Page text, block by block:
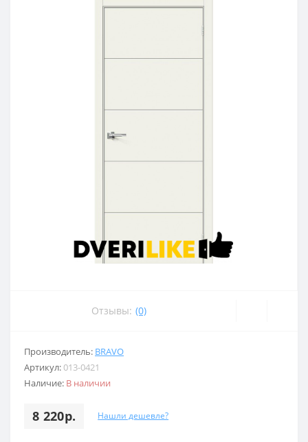
Отзывы: (0)
Производитель: BRAVO
Артикул:013-0421
Наличие: В наличии
8 220р. Нашли дешевле?